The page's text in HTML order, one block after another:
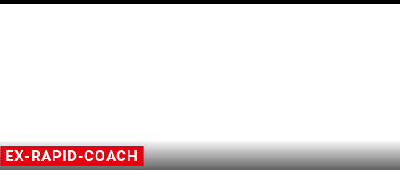
EX-RAPID-COACH